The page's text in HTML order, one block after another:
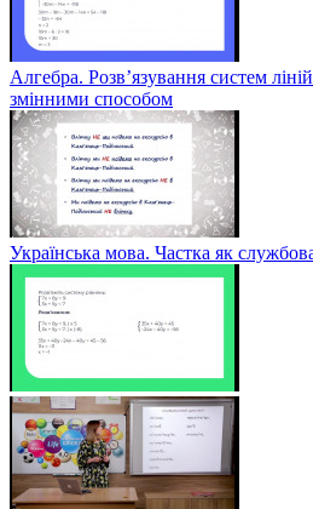
Алгебра. Розв’язування систем
змінними способом
Українська мова. Частка як